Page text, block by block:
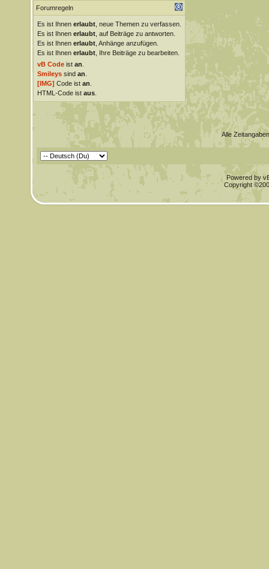
Forumregeln
Es ist Ihnen erlaubt, neue Themen zu verfassen.
Es ist Ihnen erlaubt, auf Beiträge zu antworten.
Es ist Ihnen erlaubt, Anhänge anzufügen.
Es ist Ihnen erlaubt, Ihre Beiträge zu bearbeiten.
vB Codeist an
Smileyssind an
[IMG] Code ist an
HTML-Code ist aus.
Alle
Powered by
Copyright